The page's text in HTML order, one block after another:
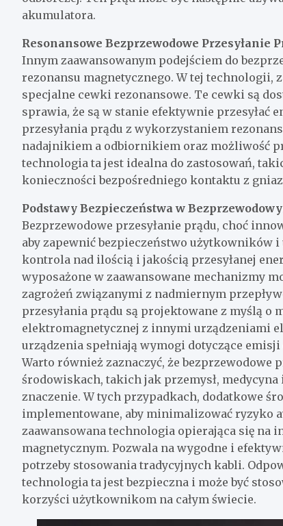
akumulatora.
Resonansowe Bezprzewodowe Przesyłanie
Innym zaawansowanym podejściem do
rezonansu magnetycznego. W tej
specjalne cewki rezonansowe. Te cewki są
sprawia, że są w stanie efektywnie przesyłać
przesyłania prądu z wykorzystaniem
nadajnikiem a odbiornikiem oraz możliwość
technologia ta jest idealna do zastosowań,
konieczności bezpośredniego kontaktu z
Podstawy Bezpieczeństwa w
Bezprzewodowe przesyłanie prądu, choć
aby zapewnić bezpieczeństwo użytkowników
kontrola nad ilością i jakością przesyłanej
wyposażone w zaawansowane mechanizmy
zagrożeń związanymi z nadmiernym
przesyłania prądu są projektowane z myślą
elektromagnetycznej z innymi urządzeniami
urządzenia spełniają wymogi dotyczące
Warto również zaznaczyć, że
środowiskach, takich jak przemysł,
znaczenie. W tych przypadkach, dodatkowe
implementowane, aby minimalizować ryzyko
zaawansowana technologia opierająca się
magnetycznym. Pozwala na wygodne i
potrzeby stosowania tradycyjnych kabli.
technologia ta jest bezpieczna i może być
korzyści użytkownikom na całym świecie.